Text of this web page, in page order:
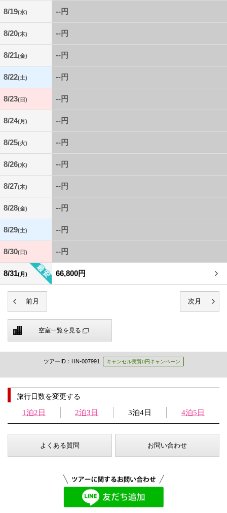
8/19(水) --円
8/20(木) --円
8/21(金) --円
8/22(土) --円
8/23(日) --円
8/24(月) --円
8/25(火) --円
8/26(水) --円
8/27(木) --円
8/28(金) --円
8/29(土) --円
8/30(日) --円
8/31(月) 66,800円
空室一覧を見る
ツアーID：HN-007991 キャンセル実質0円キャンペーン
旅行日数を変更する
1泊2日 2泊3日 3泊4日 4泊5日
よくある質問 お問い合わせ